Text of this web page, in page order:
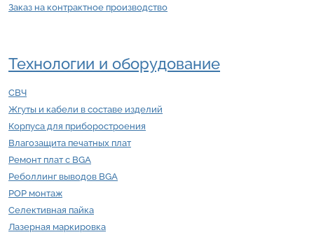
Заказ на контрактное производство
Технологии и оборудование
СВЧ
Жгуты и кабели в составе изделий
Корпуса для приборостроения
Влагозащита печатных плат
Ремонт плат с BGA
Реболлинг выводов BGA
POP монтаж
Селективная пайка
Лазерная маркировка